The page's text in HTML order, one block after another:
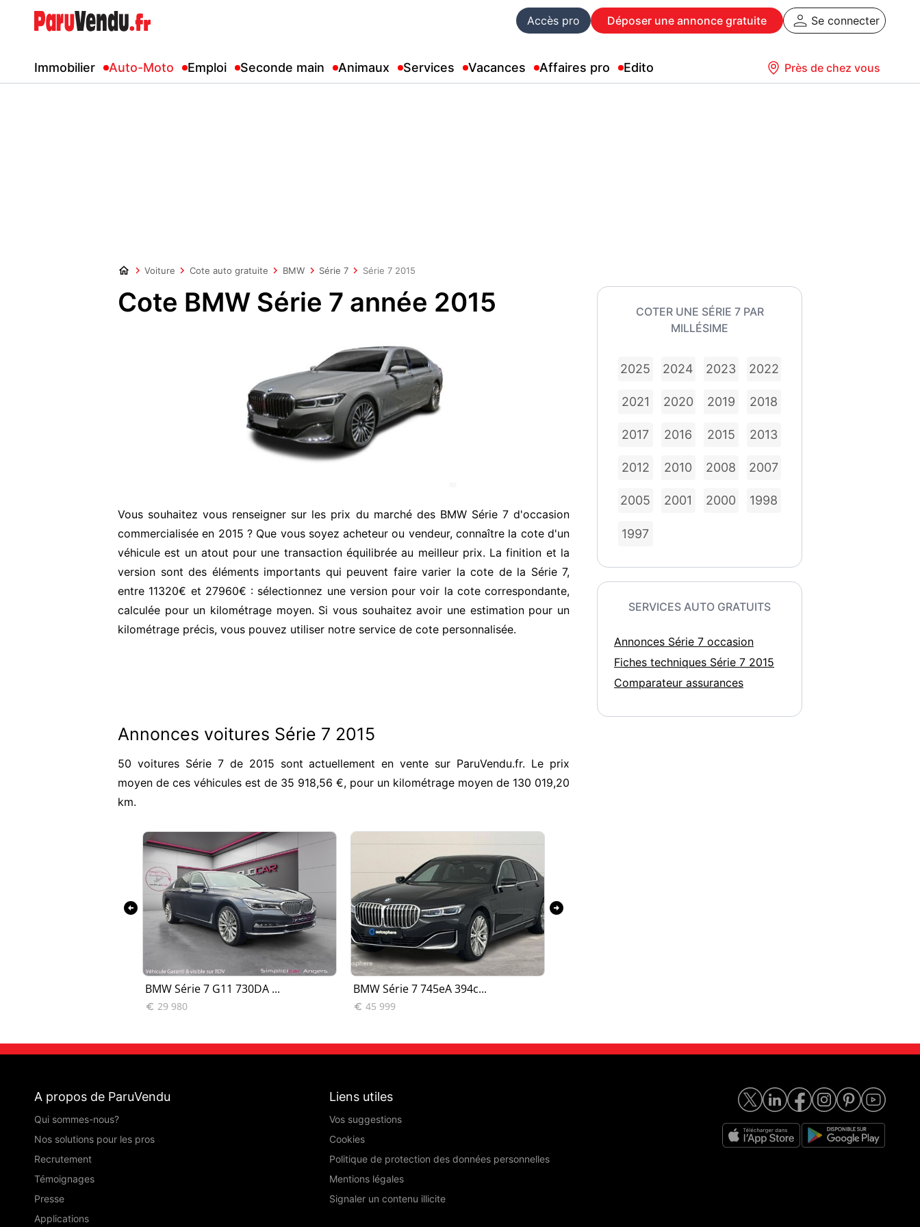
Accès pro Déposer une annonce gratuite Se connecter
Immobilier Auto-Moto Emploi Seconde main Animaux Services Vacances Affaires pro Edito Près de chez vous
Voiture Cote auto gratuite BMW Série 7 Série 7 2015
Cote BMW Série 7 année 2015
Vous souhaitez vous renseigner sur les prix du marché des BMW Série 7 d'occasion
commercialisée en 2015 ? Que vous soyez acheteur ou vendeur, connaître la cote d'un
véhicule est un atout pour une transaction équilibrée au meilleur prix. La finition et la
version sont des éléments importants qui peuvent faire varier la cote de la Série 7,
entre 11320€ et 27960€ : sélectionnez une version pour voir la cote correspondante,
calculée pour un kilométrage moyen. Si vous souhaitez avoir une estimation pour un
kilométrage précis, vous pouvez utiliser notre service de cote personnalisée.
Annonces voitures Série 7 2015
50 voitures Série 7 de 2015 sont actuellement en vente sur ParuVendu.fr. Le prix
moyen de ces véhicules est de 35 918,56 €, pour un kilométrage moyen de 130 019,20
km.
BMW Série 7 G11 730DA ...
 29 980
BMW Série 7 745eA 394c...
 45 999
arrow_circle_left arrow_circle_right
COTER UNE SÉRIE 7 PAR
MILLÉSIME
2025 2024 2023 2022
2021 2020 2019 2018
2017 2016 2015 2013
2012 2010 2008 2007
2005 2001 2000 1998
1997
SERVICES AUTO GRATUITS
Annonces Série 7 occasion
Fiches techniques Série 7 2015
Comparateur assurances
A propos de ParuVendu
Qui sommes-nous?
Nos solutions pour les pros
Recrutement
Témoignages
Presse
Applications
Liens utiles
Vos suggestions
Cookies
Politique de protection des données personnelles
Mentions légales
Signaler un contenu illicite